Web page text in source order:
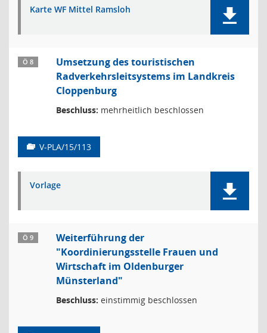
Karte WF Mittel Ramsloh
Ö 8
Umsetzung des touristischen
Radverkehrsleitsystems im Landkreis
Cloppenburg
Beschluss: mehrheitlich beschlossen
V-PLA/15/113
Vorlage
Ö 9
Weiterführung der
"Koordinierungsstelle Frauen und
Wirtschaft im Oldenburger
Münsterland"
Beschluss: einstimmig beschlossen